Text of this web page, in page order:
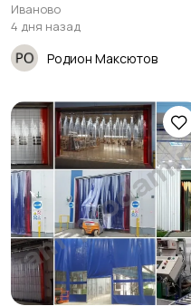
Иваново
4 дня назад
Родион Максютов